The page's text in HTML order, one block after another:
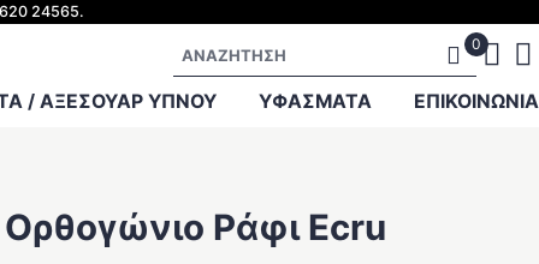
24565.
Αναζήτηση
/ ΑΞΕΣΟΥΑΡ ΥΠΝΟΥ ΥΦΑΣΜΑΤΑ ΕΠΙΚΟΙΝΩΝΊΑ
Ορθογώνιο Ράφι Ecru